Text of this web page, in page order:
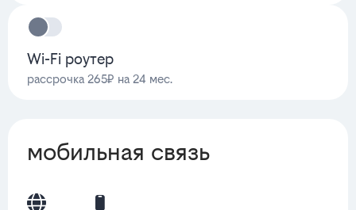
Wi-Fi роутер
рассрочка 265₽ на 24 мес.
мобильная связь